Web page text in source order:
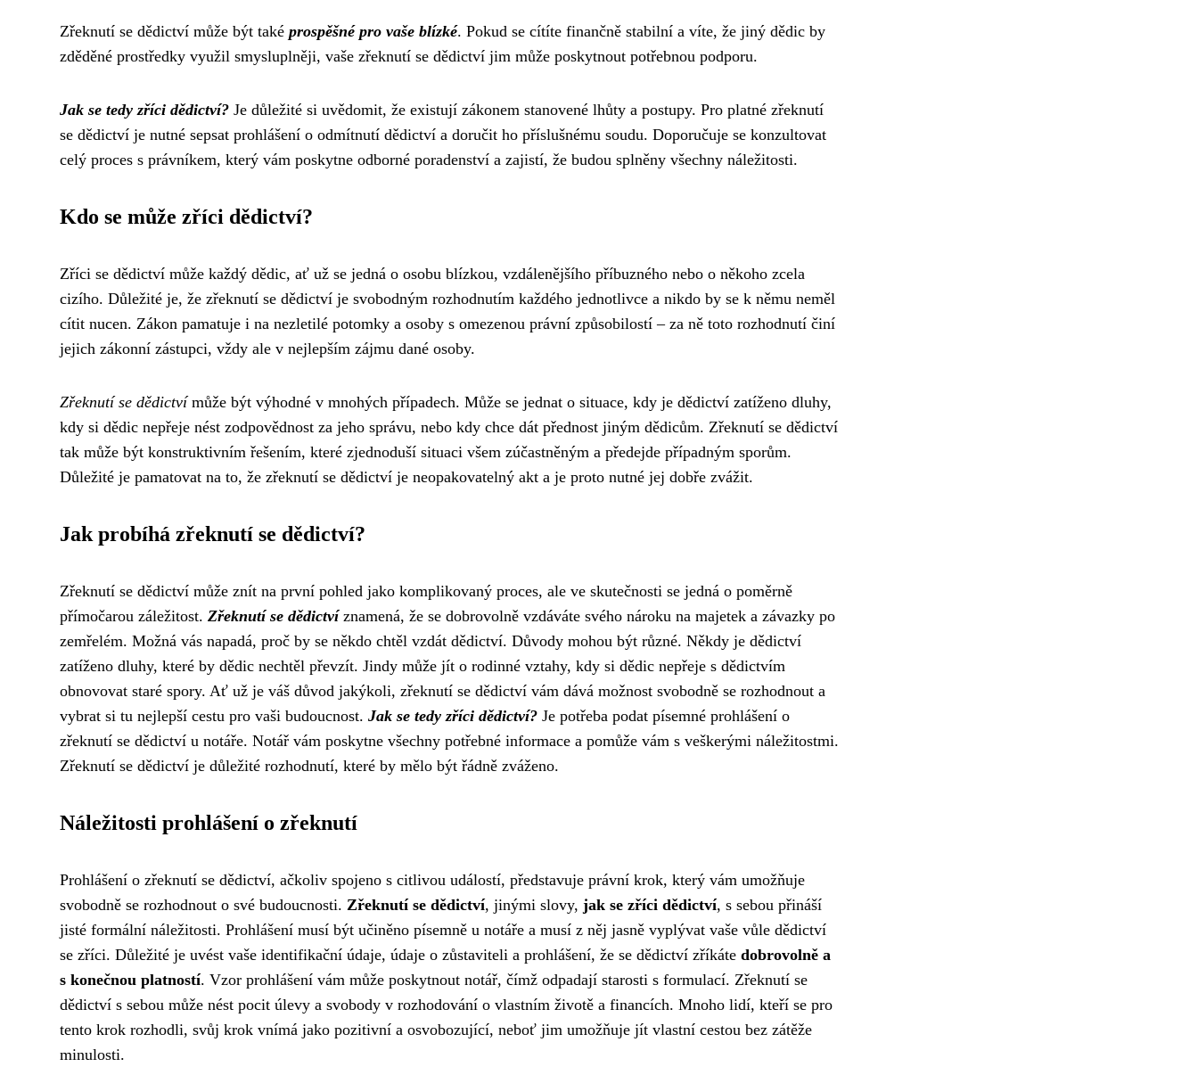
Zřeknutí se dědictví může být také prospěšné pro vaše blízké. Pokud se cítíte finančně stabilní a víte, že jiný dědic by
zděděné prostředky využil smysluplněji, vaše zřeknutí se dědictví jim může poskytnout potřebnou podporu.
Jak se tedy zříci dědictví? Je důležité si uvědomit, že existují zákonem stanovené lhůty a postupy. Pro platné zřeknutí
se dědictví je nutné sepsat prohlášení o odmítnutí dědictví a doručit ho příslušnému soudu. Doporučuje se konzultovat
celý proces s právníkem, který vám poskytne odborné poradenství a zajistí, že budou splněny všechny náležitosti.
Kdo se může zříci dědictví?
Zříci se dědictví může každý dědic, ať už se jedná o osobu blízkou, vzdálenějšího příbuzného nebo o někoho zcela
cizího. Důležité je, že zřeknutí se dědictví je svobodným rozhodnutím každého jednotlivce a nikdo by se k němu neměl
cítit nucen. Zákon pamatuje i na nezletilé potomky a osoby s omezenou právní způsobilostí – za ně toto rozhodnutí činí
jejich zákonní zástupci, vždy ale v nejlepším zájmu dané osoby.
Zřeknutí se dědictvímůže být výhodné v mnohých případech. Může se jednat o situace, kdy je dědictví zatíženo dluhy,
kdy si dědic nepřeje nést zodpovědnost za jeho správu, nebo kdy chce dát přednost jiným dědicům. Zřeknutí se dědictví
tak může být konstruktivním řešením, které zjednoduší situaci všem zúčastněným a předejde případným sporům.
Důležité je pamatovat na to, že zřeknutí se dědictví je neopakovatelný akt a je proto nutné jej dobře zvážit.
Jak probíhá zřeknutí se dědictví?
Zřeknutí se dědictví může znít na první pohled jako komplikovaný proces, ale ve skutečnosti se jedná o poměrně
přímočarou záležitost. Zřeknutí se dědictvíznamená, že se dobrovolně vzdáváte svého nároku na majetek a závazky po
zemřelém. Možná vás napadá, proč by se někdo chtěl vzdát dědictví. Důvody mohou být různé. Někdy je dědictví
zatíženo dluhy, které by dědic nechtěl převzít. Jindy může jít o rodinné vztahy, kdy si dědic nepřeje s dědictvím
obnovovat staré spory. Ať už je váš důvod jakýkoli, zřeknutí se dědictví vám dává možnost svobodně se rozhodnout a
vybrat si tu nejlepší cestu pro vaši budoucnost. Jak se tedy zříci dědictví? Je potřeba podat písemné prohlášení o
zřeknutí se dědictví u notáře. Notář vám poskytne všechny potřebné informace a pomůže vám s veškerými náležitostmi.
Zřeknutí se dědictví je důležité rozhodnutí, které by mělo být řádně zváženo.
Náležitosti prohlášení o zřeknutí
Prohlášení o zřeknutí se dědictví, ačkoliv spojeno s citlivou událostí, představuje právní krok, který vám umožňuje
svobodně se rozhodnout o své budoucnosti. Zřeknutí se dědictví, jinými slovy, jak se zříci dědictví, s sebou přináší
jisté formální náležitosti. Prohlášení musí být učiněno písemně u notáře a musí z něj jasně vyplývat vaše vůle dědictví
se zříci. Důležité je uvést vaše identifikační údaje, údaje o zůstaviteli a prohlášení, že se dědictví zříkáte dobrovolně a
s konečnou platností. Vzor prohlášení vám může poskytnout notář, čímž odpadají starosti s formulací. Zřeknutí se
dědictví s sebou může nést pocit úlevy a svobody v rozhodování o vlastním životě a financích. Mnoho lidí, kteří se pro
tento krok rozhodli, svůj krok vnímá jako pozitivní a osvobozující, neboť jim umožňuje jít vlastní cestou bez zátěže
minulosti.